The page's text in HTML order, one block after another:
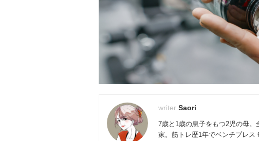
Saori
7歳と1歳の息子をもつ2児の母
家。筋トレ歴1年でベンチプレス